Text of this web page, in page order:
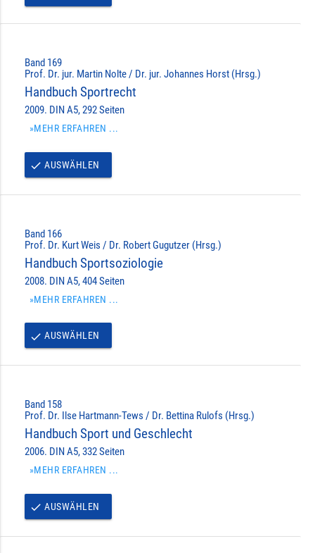
Band 169
Prof. Dr. jur. Martin Nolte / Dr. jur. Johannes Horst (Hrsg.)
Handbuch Sportrecht
2009. DIN A5, 292 Seiten
»MEHR ERFAHREN ...
done AUSWÄHLEN
Band 166
Prof. Dr. Kurt Weis / Dr. Robert Gugutzer (Hrsg.)
Handbuch Sportsoziologie
2008. DIN A5, 404 Seiten
»MEHR ERFAHREN ...
done AUSWÄHLEN
Band 158
Prof. Dr. Ilse Hartmann-Tews / Dr. Bettina Rulofs (Hrsg.)
Handbuch Sport und Geschlecht
2006. DIN A5, 332 Seiten
»MEHR ERFAHREN ...
done AUSWÄHLEN